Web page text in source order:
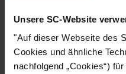
Unsere SC-Website
"Auf dieser Webseite des
Cookies und ähnliche
nachfolgend „Cookies“)